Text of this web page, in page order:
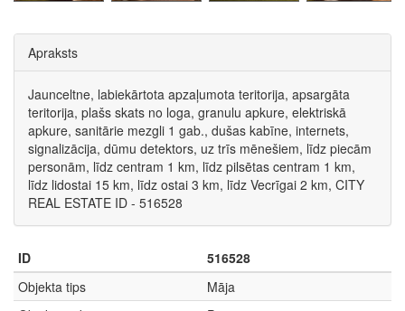
Apraksts
Jaunceltne, labiekārtota apzaļumota teritorija, apsargāta
teritorija, plašs skats no loga, granulu apkure, elektriskā
apkure, sanitārie mezgli 1 gab., dušas kabīne, internets,
signalizācija, dūmu detektors, uz trīs mēnešiem, līdz piecām
personām, līdz centram 1 km, līdz pilsētas centram 1 km,
līdz lidostai 15 km, līdz ostai 3 km, līdz Vecrīgai 2 km, CITY
REAL ESTATE ID - 516528
ID
516528
Objekta tips
Māja